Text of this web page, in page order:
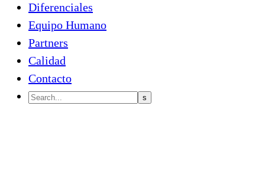
Diferenciales
Equipo Humano
Partners
Calidad
Contacto